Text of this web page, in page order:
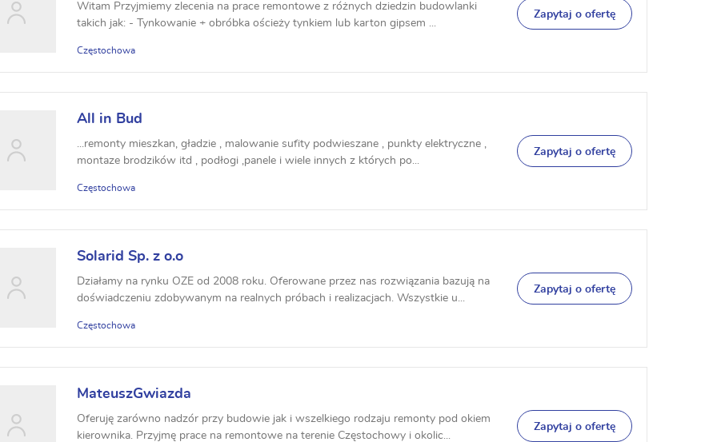
Witam Przyjmiemy zlecenia na prace remontowe z różnych dziedzin budowlanki
takich jak: - Tynkowanie + obróbka ościeży tynkiem lub karton gipsem ...
Częstochowa
Zapytaj o ofertę
All in Bud
...remonty mieszkan, gładzie , malowanie sufity podwieszane , punkty elektryczne ,
montaze brodzików itd , podłogi ,panele i wiele innych z których po...
Częstochowa
Zapytaj o ofertę
Solarid Sp. z o.o
Działamy na rynku OZE od 2008 roku. Oferowane przez nas rozwiązania bazują na
doświadczeniu zdobywanym na realnych próbach i realizacjach. Wszystkie u...
Częstochowa
Zapytaj o ofertę
MateuszGwiazda
Oferuję zarówno nadzór przy budowie jak i wszelkiego rodzaju remonty pod okiem
kierownika. Przyjmę prace na remontowe na terenie Częstochowy i okolic...
Zapytaj o ofertę